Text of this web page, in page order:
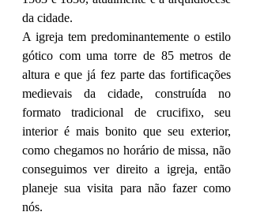
da cidade.
A igreja tem predominantemente o estilo
gótico com uma torre de 85 metros de
altura e que já fez parte das fortificações
medievais da cidade, construída no
formato tradicional de crucifixo, seu
interior é mais bonito que seu exterior,
como chegamos no horário de missa, não
conseguimos ver direito a igreja, então
planeje sua visita para não fazer como
nós.